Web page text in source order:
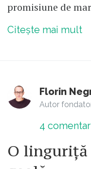
promisiune de
Citește mai mult
Florin
Autor
4
O linguriță